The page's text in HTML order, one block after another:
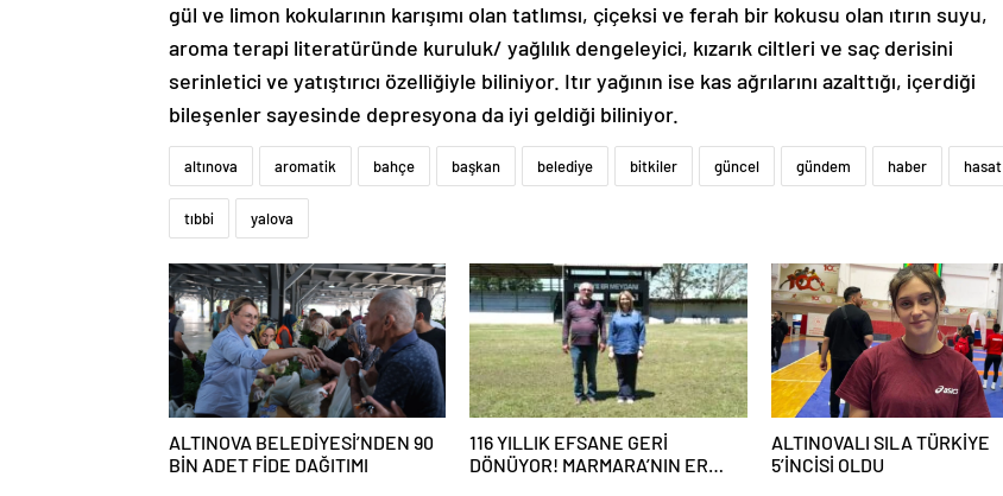
gül ve limon kokularının karışımı olan tatlımsı, çiçeksi ve ferah bir kokusu olan ıtırın suyu,
aroma terapi literatüründe kuruluk/ yağlılık dengeleyici, kızarık ciltleri ve saç derisini
serinletici ve yatıştırıcı özelliğiyle biliniyor. Itır yağının ise kas ağrılarını azalttığı, içerdiği
bileşenler sayesinde depresyona da iyi geldiği biliniyor.
altınova aromatik bahçe başkan belediye bitkiler güncel gündem haber hasat
tıbbi yalova
ALTINOVA BELEDİYESİ’NDEN 90
BİN ADET FİDE DAĞITIMI
116 YILLIK EFSANE GERİ
DÖNÜYOR! MARMARA’NIN ER
ALTINOVALI SILA TÜRKİYE
5’İNCİSİ OLDU